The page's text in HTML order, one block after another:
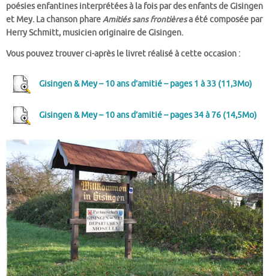
poésies enfantines interprétées à la fois par des enfants de Gisingen
et Mey. La chanson phareAmitiés sans frontièresa été composée par
Herry Schmitt, musicien originaire de Gisingen.
Vous pouvez trouver ci-après le livret réalisé à cette occasion :
Gisingen & Mey – 10 ans d’amitié – pages 1 à 33 (11,3Mo)
Gisingen & Mey – 10 ans d’amitié – pages 34 à 76 (14,5Mo)